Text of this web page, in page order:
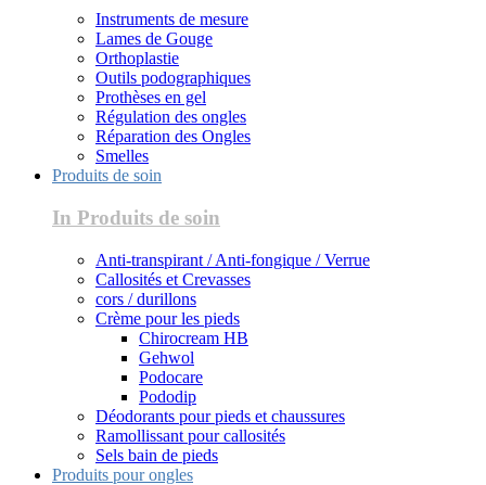
Instruments de mesure
Lames de Gouge
Orthoplastie
Outils podographiques
Prothèses en gel
Régulation des ongles
Réparation des Ongles
Smelles
Produits de soin
In Produits de soin
Anti-transpirant / Anti-fongique / Verrue
Callosités et Crevasses
cors / durillons
Crème pour les pieds
Chirocream HB
Gehwol
Podocare
Pododip
Déodorants pour pieds et chaussures
Ramollissant pour callosités
Sels bain de pieds
Produits pour ongles